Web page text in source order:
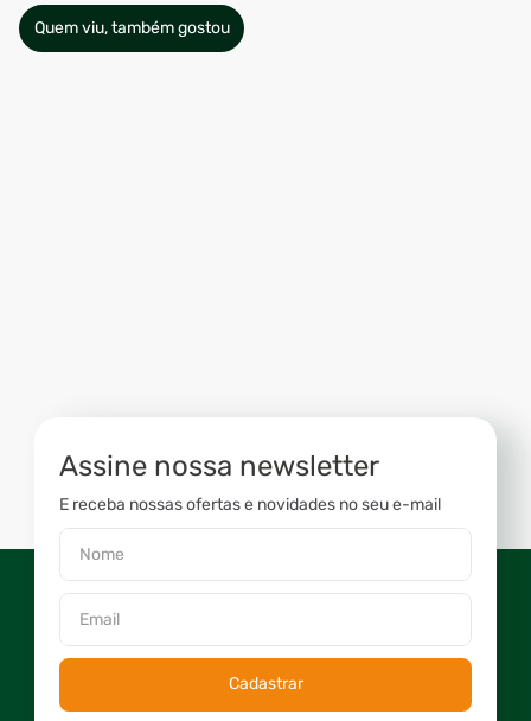
Quem viu, também gostou
Assine nossa newsletter
E receba nossas ofertas e novidades no seu e-mail
Cadastrar